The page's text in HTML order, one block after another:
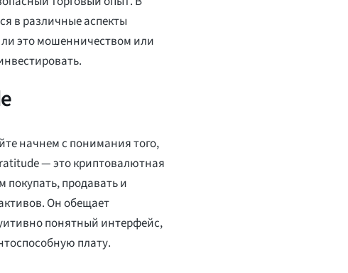
в различные аспекты
это мошенничеством или
начнем с понимания того,
— это криптовалютная
покупать, продавать и
Он обещает
понятный интерфейс,
плату.